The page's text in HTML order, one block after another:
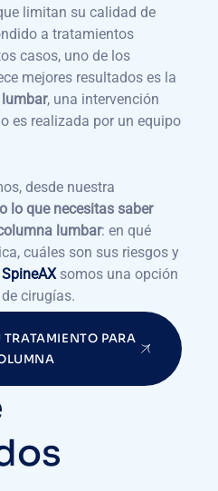
limitan su calidad de
a tratamientos
casos, uno de los
mejores resultados es la
, una intervención
es realizada por un equipo
desde nuestra
lo que necesitas saber
lumbar: en qué
cuáles son sus riesgos y
SpineAX somos una opción
cirugías.
PARA